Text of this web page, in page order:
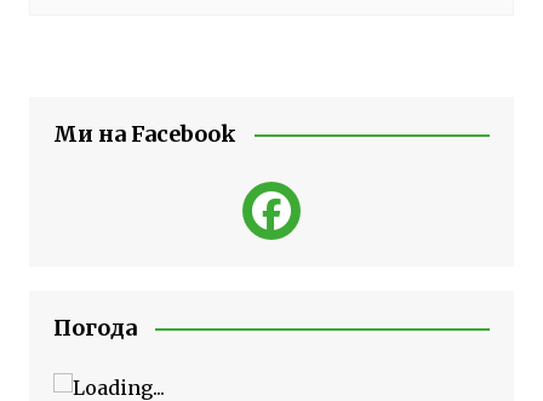
Ми на Facebook
Погода